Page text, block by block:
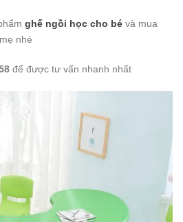
ghế ngồi học cho bé và mua
nhé
để được tư vấn nhanh nhất